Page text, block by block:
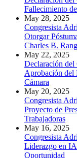
Fallecimiento
May 28, 2025
Congresista
Otorgar
Charles B.
May 22, 2025
Declaración del
Aprobación del
Cámara
May 20, 2025
Congresista
Proyecto de
Trabajadoras
May 16, 2025
Congresista
Liderazgo en
Oportunidad